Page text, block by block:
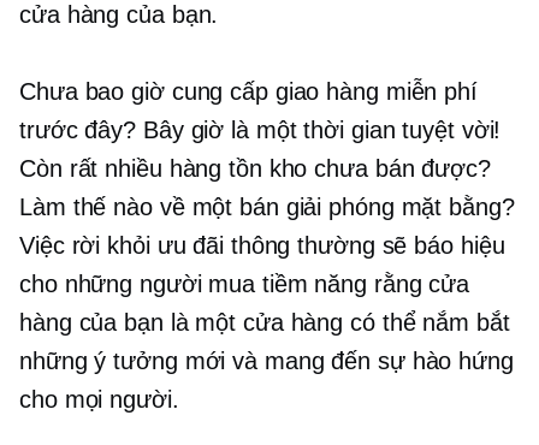
cửa hàng của bạn.
Chưa bao giờ cung cấp giao hàng miễn phí
trước đây? Bây giờ là một thời gian tuyệt vời!
Còn rất nhiều hàng tồn kho chưa bán được?
Làm thế nào về một bán giải phóng mặt bằng?
Việc rời khỏi ưu đãi thông thường sẽ báo hiệu
cho những người mua tiềm năng rằng cửa
hàng của bạn là một cửa hàng có thể nắm bắt
những ý tưởng mới và mang đến sự hào hứng
cho mọi người.